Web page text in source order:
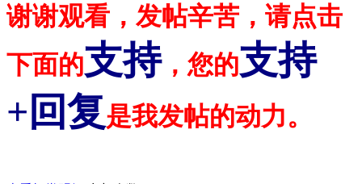
谢谢观看，发帖辛苦，请点击
下面的支持，您的支持
+回复是我发帖的动力。